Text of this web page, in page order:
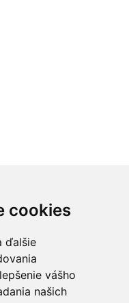
cookies
ďalšie
vášho
našich